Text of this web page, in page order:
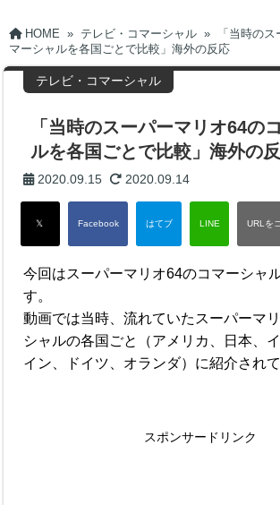
HOME » テレビ・コマーシャル »
「当時の
マーシャルを各国ごとで比較」海外の反応
テレビ・コマーシャル
「当時のスーパーマリオ64の
ルを各国ごとで比較」海外の
2020.09.15 2020.09.14
今回はスーパーマリオ64のコマーシャ
す。
動画では当時、流れていたスーパーマ
シャルの各国ごと（アメリカ、日本、
イン、ドイツ、オランダ）に紹介されて
スポンサードリンク